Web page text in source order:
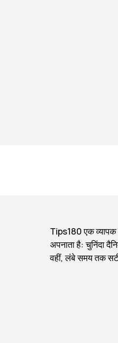
Tips180 एक व्यापक
अपनाता है: चुनिंदा
वहीं, लंबे समय तक